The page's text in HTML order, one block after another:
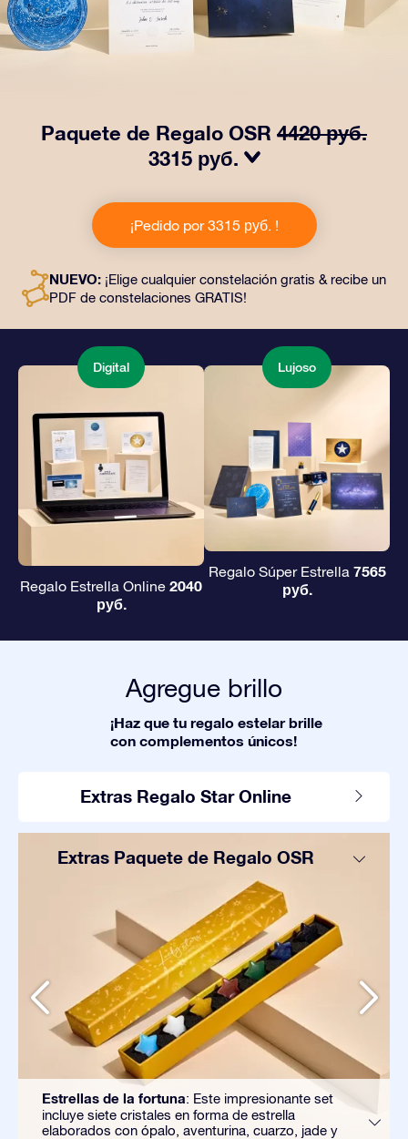
Paquete de Regalo OSR 4420 руб.
3315 руб.
OSR! Este regalo incluye un bonito sobre y documentos
personalizados enviados a la dirección que elijas,
además de documentos digitales y el uso gratuito de
obsequiar un regalo eterno a amigos y seres queridos.
¡Pedido por 3315 руб. !
NUEVO: ¡Elige cualquier constelación gratis & recibe un
PDF de constelaciones GRATIS!
Digital
Regalo Estrella Online 2040
руб.
Lujoso
Regalo Súper Estrella 7565
руб.
Agregue brillo
¡Haz que tu regalo estelar brille
con complementos únicos!
Extras Regalo Star Online
Extras Paquete de Regalo OSR
Estrellas de la fortuna: Este impresionante set
incluye siete cristales en forma de estrella
elaborados con ópalo, aventurina, cuarzo, jade y